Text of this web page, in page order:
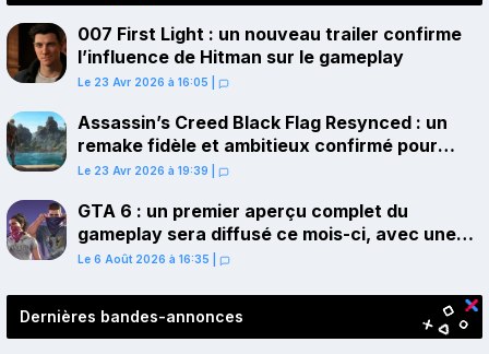
007 First Light : un nouveau trailer confirme
l’influence de Hitman sur le gameplay
Le 23 Avr 2026 à 16:05
Assassin’s Creed Black Flag Resynced : un
remake fidèle et ambitieux confirmé pour
juillet sur PS5
Le 23 Avr 2026 à 19:39
GTA 6 : un premier aperçu complet du
gameplay sera diffusé ce mois-ci, avec une
avant-première sur Netflix
Le 6 Août 2026 à 16:35
Dernières bandes-annonces